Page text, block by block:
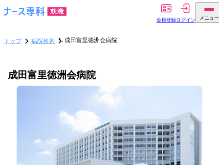
会員登録ログイン メニュー
トップ 病院検索 成田富里徳洲会病院
成田富里徳洲会病院